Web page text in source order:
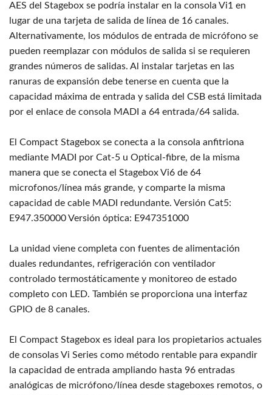
AES del Stagebox se podría instalar en la consola Vi1 en
lugar de una tarjeta de salida de línea de 16 canales.
Alternativamente, los módulos de entrada de micrófono se
pueden reemplazar con módulos de salida si se requieren
grandes números de salidas. Al instalar tarjetas en las
ranuras de expansión debe tenerse en cuenta que la
capacidad máxima de entrada y salida del CSB está limitada
por el enlace de consola MADI a 64 entrada/64 salida.
El Compact Stagebox se conecta a la consola anfitriona
mediante MADI por Cat-5 u Optical-fibre, de la misma
manera que se conecta el Stagebox Vi6 de 64
microfonos/línea más grande, y comparte la misma
capacidad de cable MADI redundante. Versión Cat5:
E947.350000 Versión óptica: E947351000
La unidad viene completa con fuentes de alimentación
duales redundantes, refrigeración con ventilador
controlado termostáticamente y monitoreo de estado
completo con LED. También se proporciona una interfaz
GPIO de 8 canales.
El Compact Stagebox es ideal para los propietarios actuales
de consolas Vi Series como método rentable para expandir
la capacidad de entrada ampliando hasta 96 entradas
analógicas de micrófono/línea desde stageboxes remotos, o